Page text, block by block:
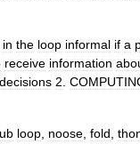
in the loop informal if a
receive information
decisions 2
loop noose fold